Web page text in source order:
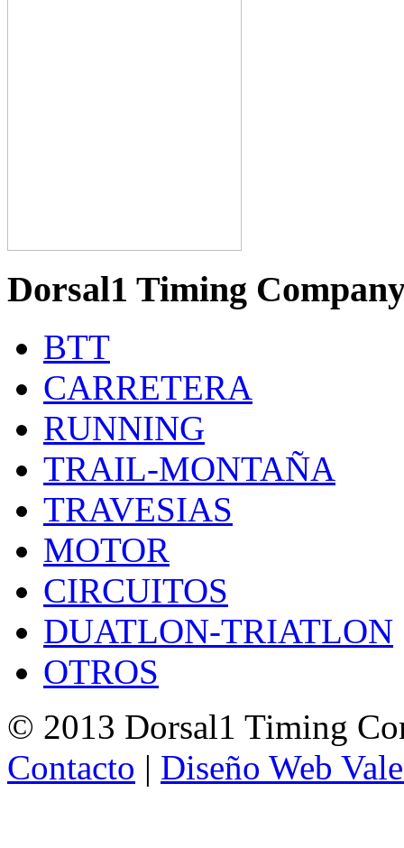
Dorsal1 Timing
BTT
CARRETERA
RUNNING
TRAIL-MONTAÑA
TRAVESIAS
MOTOR
CIRCUITOS
DUATLON-TRIATLON
OTROS
© 2013 Dorsal1 Timing
Contacto | Diseño Web